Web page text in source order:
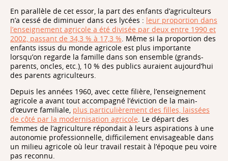
En parallèle de cet essor, la part des enfants d’agriculteurs
n’a cessé de diminuer dans ces lycées : leur proportion dans
l’enseignement agricole a été divisée par deux entre 1990 et
2002, passant de 34,3 % à 17,3 % . Même si la proportion des
enfants issus du monde agricole est plus importante
lorsqu’on regarde la famille dans son ensemble (grands-
parents, oncles, etc.), 10 % des publics auraient aujourd’hui
des parents agriculteurs.
Depuis les années 1960, avec cette filière, l’enseignement
agricole a avant tout accompagné l’éviction de la main-
d’œuvre familiale, plus particulièrement des filles, laissées
de côté par la modernisation agricole . Le départ des
femmes de l’agriculture répondait à leurs aspirations à une
autonomie professionnelle, difficilement envisageable dans
un milieu agricole où leur travail restait à l’époque peu voire
pas reconnu.